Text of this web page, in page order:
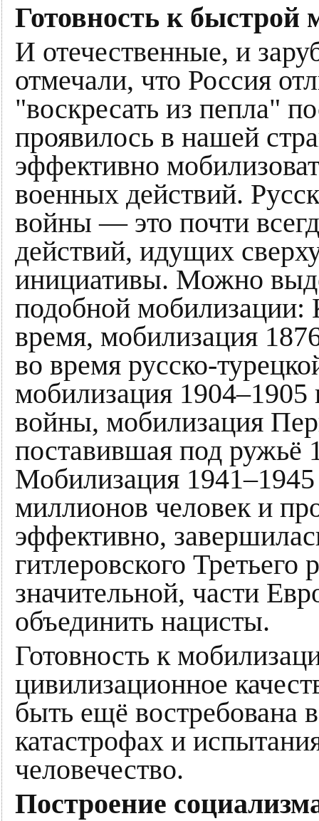
Готовность к быстрой
И отечественные, и
отмечали, что Россия
"воскресать из пепла"
проявилось в нашей
эффективно
военных действий.
войны — это почти
действий, идущих
инициативы. Можно
подобной мобилизации:
время, мобилизация
во время русско-
мобилизация 1904–1905
войны, мобилизация
поставившая под ружьё
Мобилизация
миллионов человек и
эффективно,
гитлеровского Третьего
значительной, части
объединить нацисты.
Готовность к
цивилизационное
быть ещё востребована
катастрофах и
человечество.
Построение